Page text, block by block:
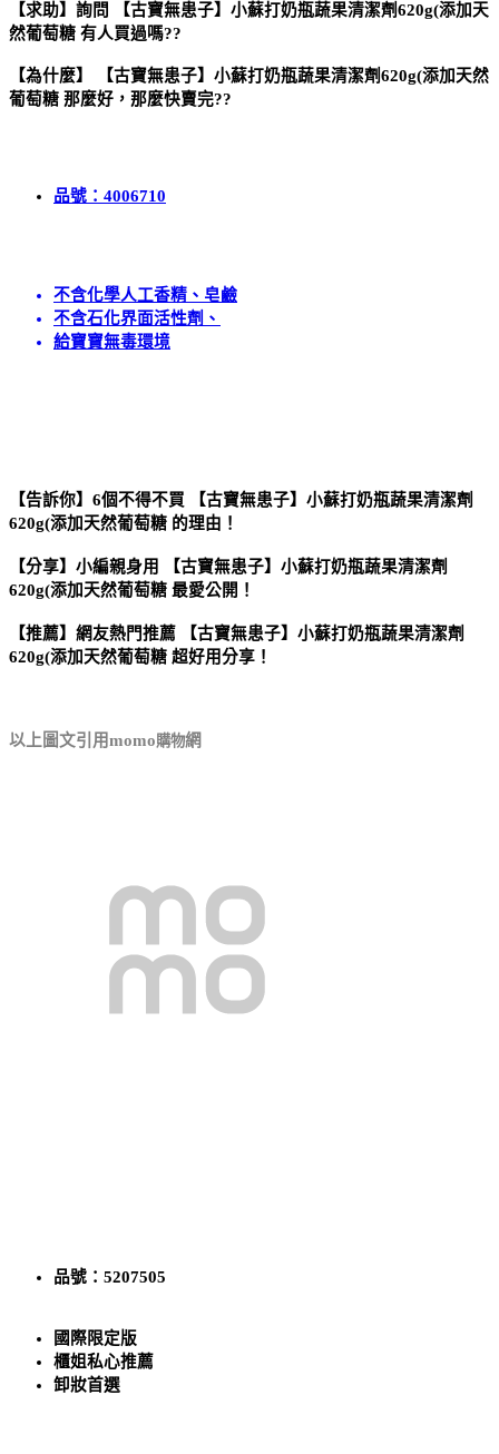
【求助】詢問 【古寶無患子】小蘇打奶瓶蔬果清潔劑620g(添加天
然葡萄糖 有人買過嗎??
【為什麼】 【古寶無患子】小蘇打奶瓶蔬果清潔劑620g(添加天然
葡萄糖 那麼好，那麼快賣完??
品號：4006710
不含化學人工香精、皂鹼
不含石化界面活性劑、
給寶寶無毒環境
【告訴你】6個不得不買 【古寶無患子】小蘇打奶瓶蔬果清潔劑
620g(添加天然葡萄糖 的理由！
【分享】小編親身用 【古寶無患子】小蘇打奶瓶蔬果清潔劑
620g(添加天然葡萄糖 最愛公開！
【推薦】網友熱門推薦 【古寶無患子】小蘇打奶瓶蔬果清潔劑
620g(添加天然葡萄糖 超好用分享！
以上圖文引用momo購物網
品號：5207505
國際限定版
櫃姐私心推薦
卸妝首選